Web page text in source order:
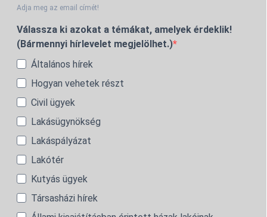
Adja meg az email címét!
Válassza ki azokat a témákat, amelyek érdeklik!
(Bármennyi hírlevelet megjelölhet.)
Általános hírek
Hogyan vehetek részt
Civil ügyek
Lakásügynökség
Lakáspályázat
Lakótér
Kutyás ügyek
Társasházi hírek